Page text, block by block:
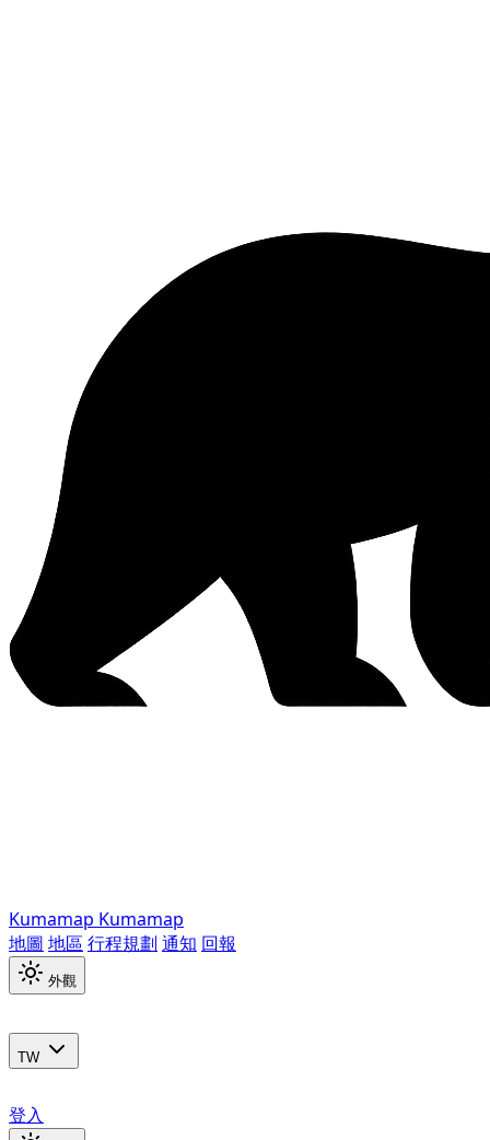
Kumamap Kumamap
地圖 地區 行程規劃 通知 回報
外觀
TW
登入